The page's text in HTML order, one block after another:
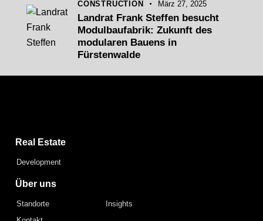
CONSTRUCTION
März 27, 2025
Landrat Frank Steffen besucht
Modulbaufabrik: Zukunft des
modularen Bauens in
Fürstenwalde
Real Estate
Development
Über uns
Standorte
Insights